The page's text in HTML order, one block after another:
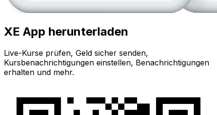
XE App herunterladen
Live-Kurse prüfen, Geld sicher senden,
Kursbenachrichtigungen einstellen, Benachrichtigungen
erhalten und mehr.